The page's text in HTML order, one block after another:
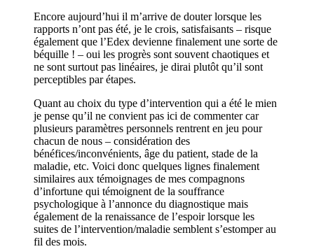
Encore aujourd’hui il m’arrive de douter lorsque les
rapports n’ont pas été, je le crois, satisfaisants – risque
également que l’Edex devienne finalement une sorte de
béquille ! – oui les progrès sont souvent chaotiques et
ne sont surtout pas linéaires, je dirai plutôt qu’il sont
perceptibles par étapes.
Quant au choix du type d’intervention qui a été le mien
je pense qu’il ne convient pas ici de commenter car
plusieurs paramètres personnels rentrent en jeu pour
chacun de nous – considération des
bénéfices/inconvénients, âge du patient, stade de la
maladie, etc. Voici donc quelques lignes finalement
similaires aux témoignages de mes compagnons
d’infortune qui témoignent de la souffrance
psychologique à l’annonce du diagnostique mais
également de la renaissance de l’espoir lorsque les
suites de l’intervention/maladie semblent s’estomper au
fil des mois.